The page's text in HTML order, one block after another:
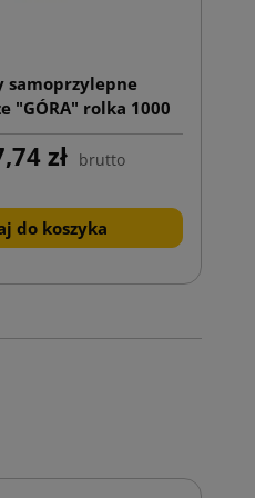
samoprzylepne
"GÓRA" rolka 1000
szt.
zł brutto
do koszyka